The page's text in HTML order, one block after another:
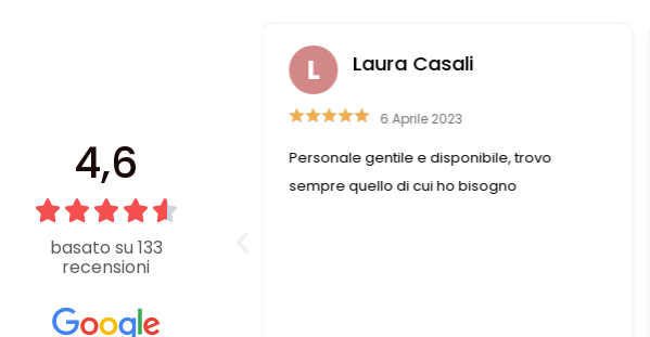
4,6
basato su 133
recensioni
, ottimo
accessori moda , le titolari
i bottoni sono
complimenti ,per me è un
un negozio così ben gestito
Laura Casali
6 Aprile 2023
Personale gentile e disponibile, trovo
sempre quello di cui ho bisogno